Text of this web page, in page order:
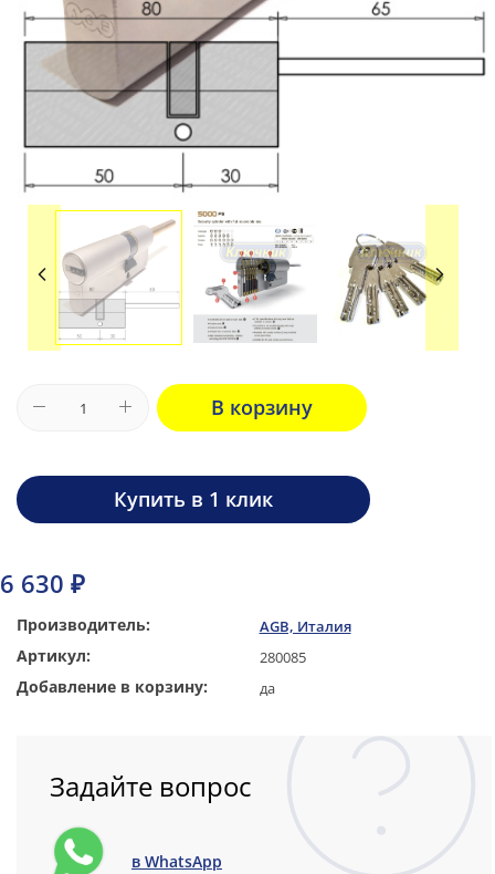
Производитель: AGB, Италия
Артикул: 280085
Добавление в корзину: да
6 630 ₽
В корзину
Купить в 1 клик
Задайте вопрос
в WhatsApp